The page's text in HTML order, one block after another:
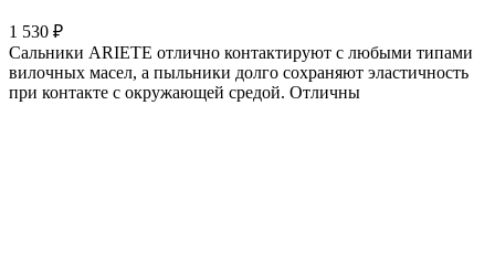
1 530 ₽
Сальники ARIETE отлично контактируют с любыми типами
вилочных масел, а пыльники долго сохраняют эластичность
при контакте с окружающей средой. Отличны